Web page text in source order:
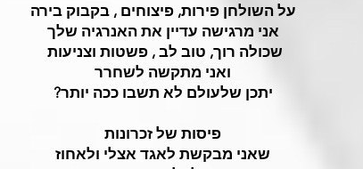
על השולחן פירות, פיצוחים , בקבוק בירה
אני מרגישה עדיין את האנרגיה שלך
שכולה רוך, טוב לב , פשטות וצניעות
ואני מתקשה לשחרר
יתכן שלעולם לא תשבו ככה יותר?
פיסות של זכרונות
שאני מבקשת לאגד אצלי ולאחוז